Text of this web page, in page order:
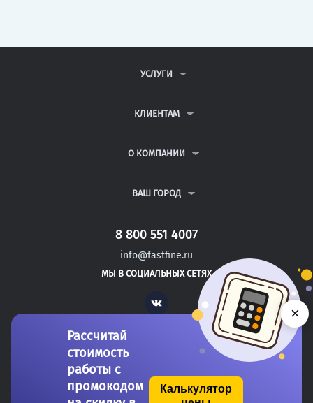
УСЛУГИ
ДИПЛОМНЫЕ РАБОТЫ
РЕФЕРАТЫ
КЛИЕНТАМ
ВОПРОСЫ И ОТВЕТЫ
ПОЛИТИКА КОНФИДЕНЦИАЛЬНОСТИ
О КОМПАНИИ
КОНТАКТЫ
ВАШ ГОРОД
САНКТ-ПЕТЕРБУРГ
БАТЫРЕВО
КАНАШ
8 800 551 4007
info@fastfine.ru
МЫ В СОЦИАЛЬНЫХ СЕТЯХ
Vk
Рассчитай
стоимость
работы с
промокодом
Калькулятор
×